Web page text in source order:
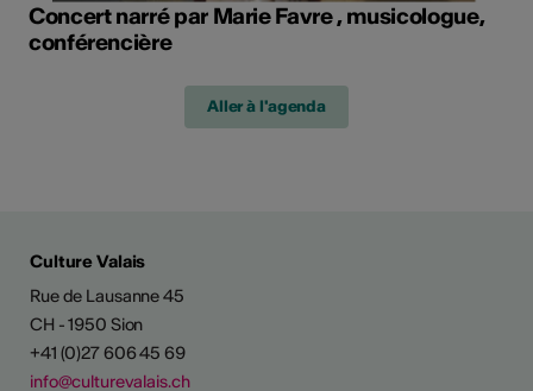
Concert narré par Marie Favre , musicologue,
conférencière
Aller à l'agenda
Culture Valais
Rue de Lausanne 45
CH - 1950 Sion
+41 (0)27 606 45 69
info@culturevalais.ch